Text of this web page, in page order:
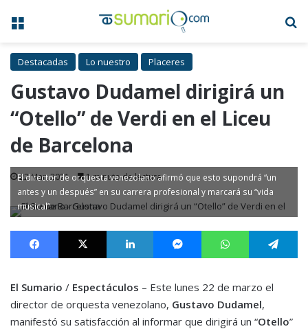
Menú
Destacadas Lo nuestro Placeres
Gustavo Dudamel dirigirá un
“Otello” de Verdi en el Liceu
de Barcelona
22 Mar, 2021 1 minuto de lectura
El director de orquesta venezolano afirmó que esto supondrá “un
antes y un después” en su carrera profesional y marcará su “vida
musical”
Facebook X LinkedIn MessengerWhatsApp
El Sumario / Espectáculos – Este lunes 22 de marzo el
director de orquesta venezolano, Gustavo Dudamel,
manifestó su satisfacción al informar que dirigirá un “Otello”